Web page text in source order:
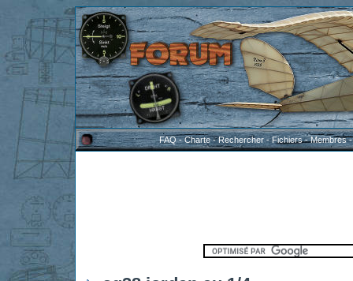
FAQ-Charte-Rechercher-Fichiers-Membres